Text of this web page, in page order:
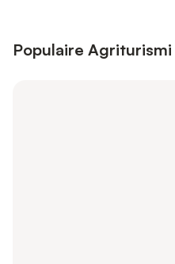
Populaire Agriturismi